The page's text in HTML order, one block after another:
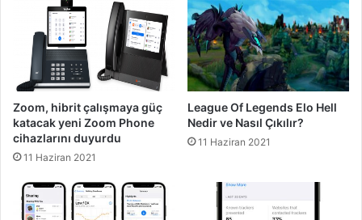
Zoom, hibrit çalışmaya güç
katacak yeni Zoom Phone
cihazlarını duyurdu
11 Haziran 2021
League Of Legends Elo Hell
Nedir ve Nasıl Çıkılır?
11 Haziran 2021